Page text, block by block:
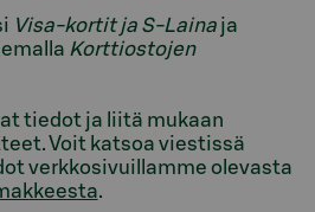
Visa-kortit ja S-Lainaja
Korttiostojen
tiedot ja liitä mukaan
Voit katsoa viestissä
verkkosivuillamme olevasta
.